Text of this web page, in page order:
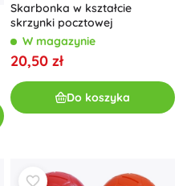
Skarbonka w kształcie
skrzynki pocztowej
W magazynie
20,50 zł
Do koszyka